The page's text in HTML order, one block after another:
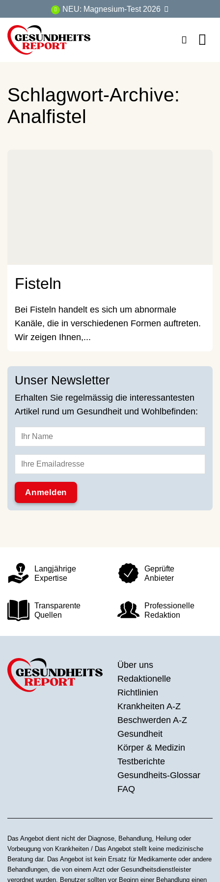
Inhalt
springen
NEU: Magnesium-Test 2026
Schlagwort-Archive:
Analfistel
Fisteln
Bei Fisteln handelt es sich um abnormale
Kanäle, die in verschiedenen Formen auftreten.
Wir zeigen Ihnen,...
Unser Newsletter
Erhalten Sie regelmässig die interessantesten
Artikel rund um Gesundheit und Wohlbefinden:
Langjährige
Expertise
Geprüfte
Anbieter
Transparente
Quellen
Professionelle
Redaktion
Über uns
Redaktionelle
Richtlinien
Krankheiten A-Z
Beschwerden A-Z
Gesundheit
Körper & Medizin
Testberichte
Gesundheits-Glossar
FAQ
Das Angebot dient nicht der Diagnose, Behandlung, Heilung oder
Vorbeugung von Krankheiten / Das Angebot stellt keine medizinische
Beratung dar. Das Angebot ist kein Ersatz für Medikamente oder andere
Behandlungen, die von einem Arzt oder Gesundheitsdienstleister
verordnet wurden. Benutzer sollten vor Beginn einer Behandlung einen